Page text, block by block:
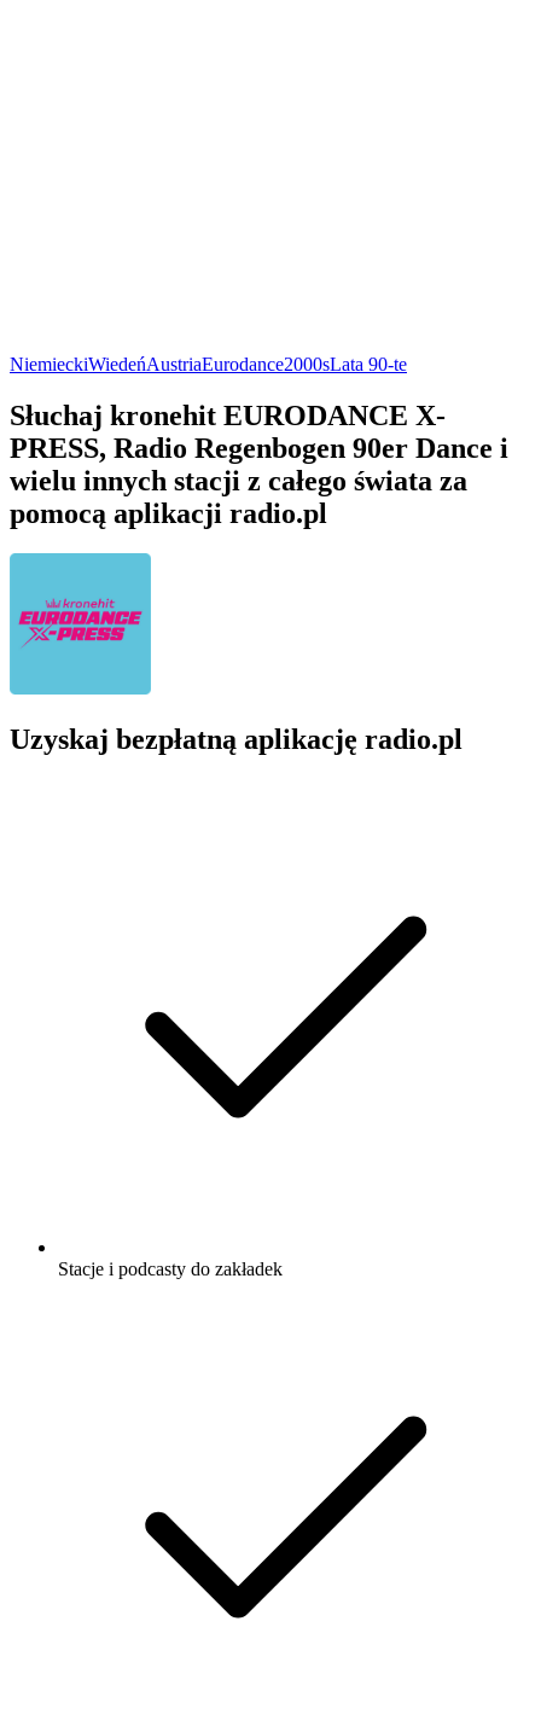
NiemieckiWiedeńAustriaEurodance2000sLata 90-te
Słuchaj kronehit EURODANCE X-
PRESS, Radio Regenbogen 90er Dance i
wielu innych stacji z całego świata za
pomocą aplikacji radio.pl
Uzyskaj bezpłatną aplikację radio.pl
Stacje i podcasty do zakładek